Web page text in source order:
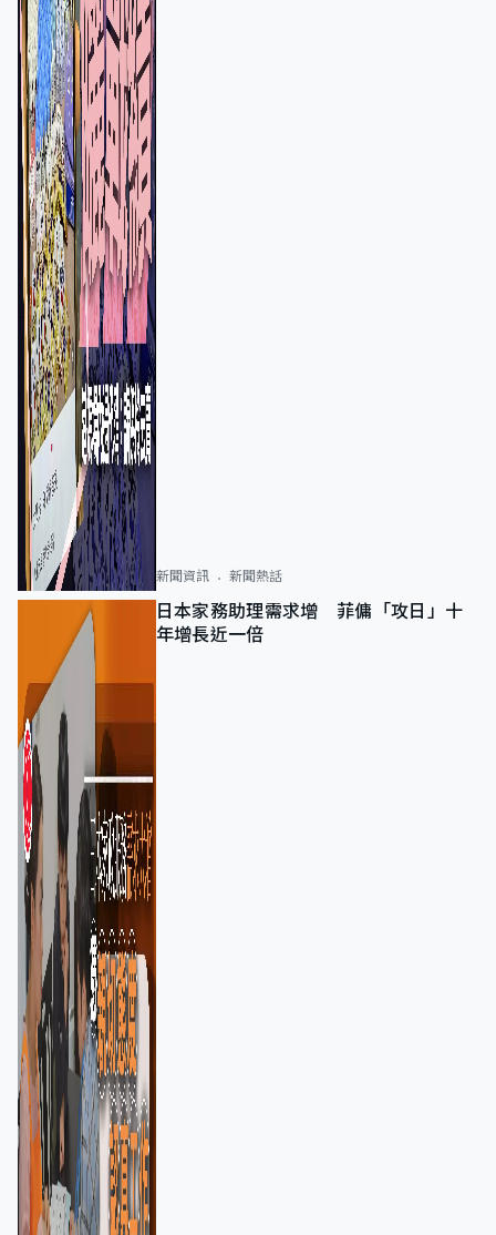
新聞資訊 新聞熱話
日本家務助理需求增 菲傭「攻日」十
年增長近一倍